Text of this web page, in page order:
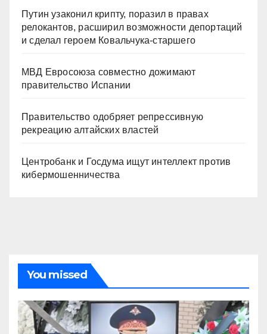
Путин узаконил крипту, поразил в правах
релокантов, расширил возможности депортаций
и сделал героем Ковальчука-старшего
МВД Евросоюза совместно дожимают
правительство Испании
Правительство одобряет репрессивную
рекреацию алтайских властей
Центробанк и Госдума ищут интеллект против
кибермошенничества
You missed